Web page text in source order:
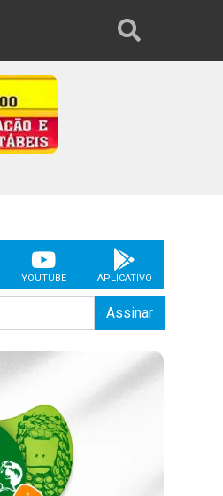
YOUTUBE APLICATIVO
Assinar